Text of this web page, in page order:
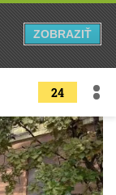
24
ZOBRAZIŤ